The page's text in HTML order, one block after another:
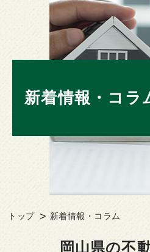
新着情報・コラ
トップ 新着情報・コラム
岡山県の不